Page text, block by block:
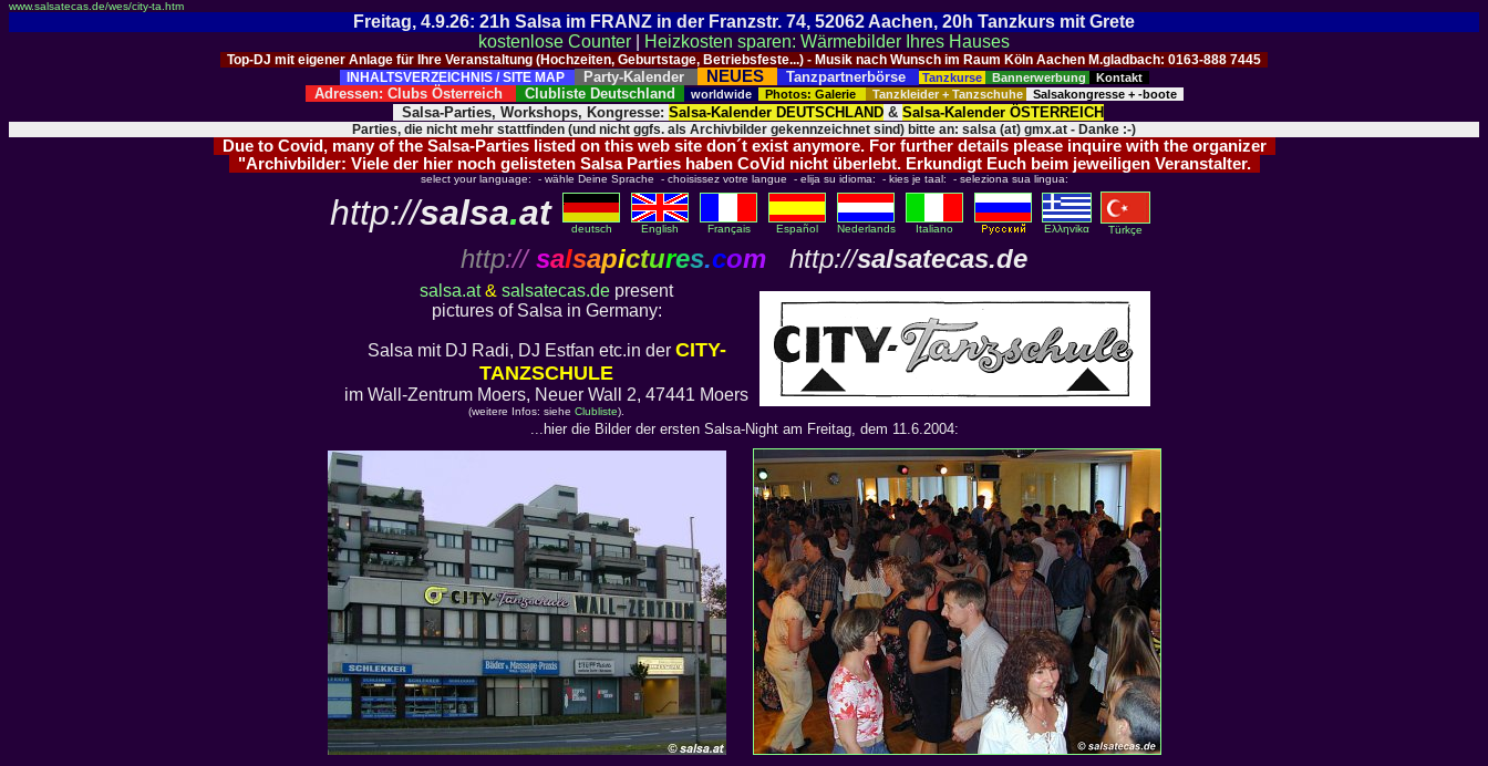
www.salsatecas.de/wes/city-ta.htm
Freitag, 4.9.26: 21h Salsa im FRANZ in der Franzstr. 74, 52062 Aachen, 20h Tanzkurs mit Grete
kostenlose Counter
Heizkosten sparen: Wärmebilder Ihres Hauses
Top-DJ mit eigener Anlage für Ihre Veranstaltung (Hochzeiten, Geburtstage, Betriebsfeste...) - Musik nach Wunsch im Raum Köln Aachen M.gladbach: 0163-888 7445
INHALTSVERZEICHNIS / SITE MAP
Party-Kalender NEUES Tanzpartnerbörse Tanzkurse Bannerwerbung Kontakt
Adressen: Clubs Österreich Clubliste Deutschland worldwide Photos: Galerie Tanzkleider + Tanzschuhe Salsakongresse + -boote
Salsa-Parties, Workshops, Kongresse: Salsa-Kalender DEUTSCHLAND & Salsa-Kalender ÖSTERREICH
Parties, die nicht mehr stattfinden (und nicht ggfs. als Archivbilder gekennzeichnet sind) bitte an: salsa (at) gmx.at - Danke :-)
Due to Covid, many of the Salsa-Parties listed on this web site don´t exist anymore. For further details please inquire with the organizer
"Archivbilder: Viele der hier noch gelisteten Salsa Parties haben CoVid nicht überlebt. Erkundigt Euch beim jeweiligen Veranstalter.
select your language: - wähle Deine Sprache - choisissez votre langue - elija su idioma: - kies je taal: - seleziona sua lingua:
http://salsa.at deutsch English Français Español Nederlands Italiano Eλληvikα Türkçe
http:// salsapictures.com http://salsatecas.de
salsa.at& salsatecas.de present
pictures of Salsa in Germany:
Salsa mit DJ Radi, DJ Estfan etc.in der CITY-
TANZSCHULE
im Wall-Zentrum Moers, Neuer Wall 2, 47441 Moers
(weitere Infos: siehe Clubliste).
...hier die Bilder der ersten Salsa-Night am Freitag, dem 11.6.2004: